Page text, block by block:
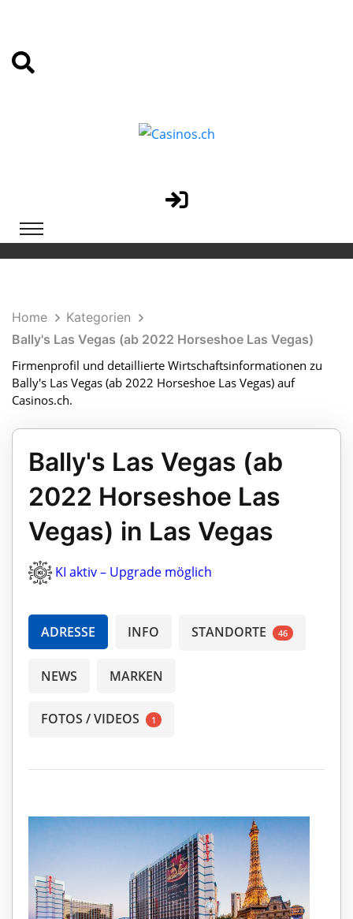
Home
Kategorien
Bally's Las Vegas (ab 2022 Horseshoe Las Vegas)
Firmenprofil und detaillierte Wirtschaftsinformationen zu
Bally's Las Vegas (ab 2022 Horseshoe Las Vegas) auf
Casinos.ch.
Bally's Las Vegas (ab
2022 Horseshoe Las
Vegas) in Las Vegas
KI aktiv – Upgrade möglich
ADRESSE INFO STANDORTE 46
NEWS MARKEN
FOTOS / VIDEOS 1